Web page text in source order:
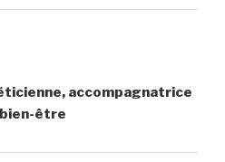
accompagnatrice
être